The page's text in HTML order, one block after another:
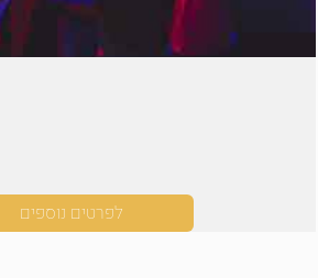
לפרטים נוספים